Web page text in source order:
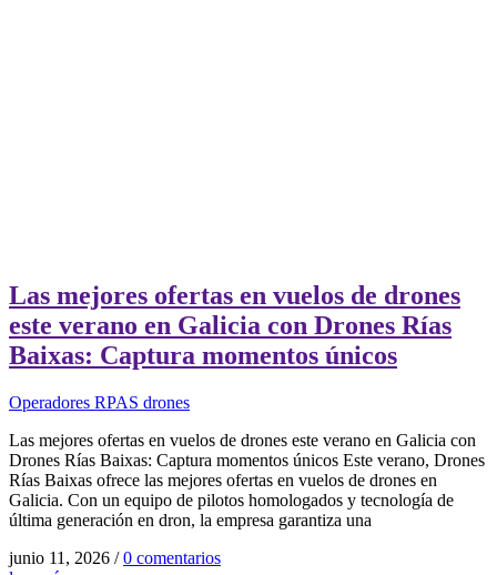
Las mejores ofertas en vuelos de drones
este verano en Galicia con Drones Rías
Baixas: Captura momentos únicos
Operadores RPAS drones
Las mejores ofertas en vuelos de drones este verano en Galicia con
Drones Rías Baixas: Captura momentos únicos Este verano, Drones
Rías Baixas ofrece las mejores ofertas en vuelos de drones en
Galicia. Con un equipo de pilotos homologados y tecnología de
última generación en dron, la empresa garantiza una
junio 11, 2026 / 0 comentarios